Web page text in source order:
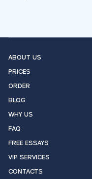
ABOUT US
PRICES
ORDER
BLOG
WHY US
FAQ
FREE ESSAYS
VIP SERVICES
CONTACTS